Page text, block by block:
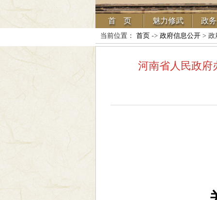
首 页 魅力修武 政
当前位置： 首页 -> 政府信息公开> 政
河南省人民政府